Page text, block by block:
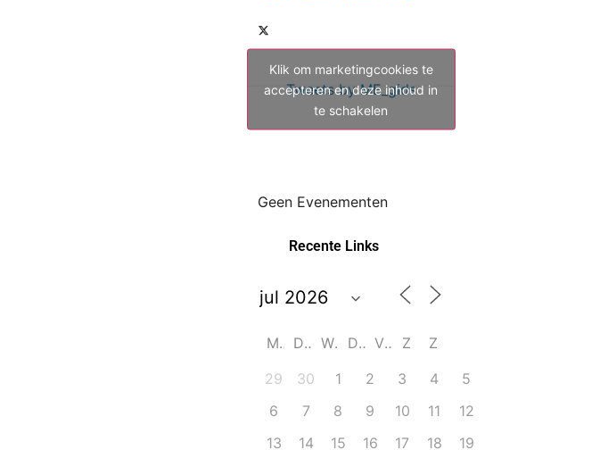
Tweets by ME_gids
Klik om marketingcookies te
accepteren en deze inhoud in
te schakelen
Geen Evenementen
Recente Links
M D W D V Z
Z
29
30 1 2 3 4
5
6
7 8 9 10 11
12
13
14 15 16 17 18 19